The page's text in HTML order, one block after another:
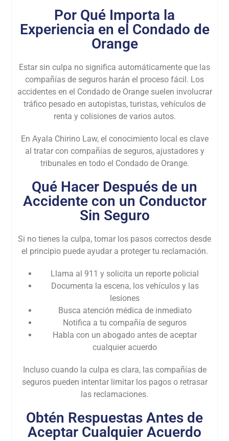
Por Qué Importa la
Experiencia en el Condado de
Orange
Estar sin culpa no significa automáticamente que las
compañías de seguros harán el proceso fácil. Los
accidentes en el Condado de Orange suelen involucrar
tráfico pesado en autopistas, turistas, vehículos de
renta y colisiones de varios autos.
En Ayala Chirino Law, el conocimiento local es clave
al tratar con compañías de seguros, ajustadores y
tribunales en todo el Condado de Orange.
Qué Hacer Después de un
Accidente con un Conductor
Sin Seguro
Si no tienes la culpa, tomar los pasos correctos desde
el principio puede ayudar a proteger tu reclamación.
Llama al 911 y solicita un reporte policial
Documenta la escena, los vehículos y las
lesiones
Busca atención médica de inmediato
Notifica a tu compañía de seguros
Habla con un abogado antes de aceptar
cualquier acuerdo
Incluso cuando la culpa es clara, las compañías de
seguros pueden intentar limitar los pagos o retrasar
las reclamaciones.
Obtén Respuestas Antes de
Aceptar Cualquier Acuerdo